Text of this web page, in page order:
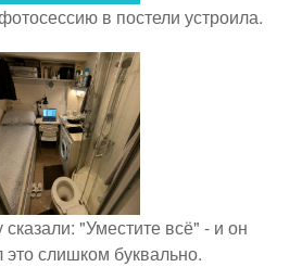
в постели устроила.
сказали: "Уместите всё" - и он
это слишком буквально.